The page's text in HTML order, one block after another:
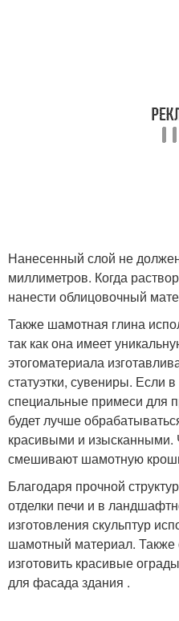
Нанесенный слой не
миллиметров. Когда
нанести облицовочный
Также шамотная глина
так как она имеет
этогоматериала
статуэтки, сувениры. Если
специальные примеси для
будет лучше
красивыми и изысканными.
смешивают шамотную
Благодаря прочной
отделки печи и в
изготовления скульптур
шамотный материал.
изготовить красивые
для фасада здания .